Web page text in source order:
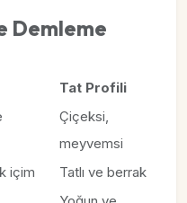
Demleme
Tat Profili
Çiçeksi,
meyvemsi
içim
Tatlı ve berrak